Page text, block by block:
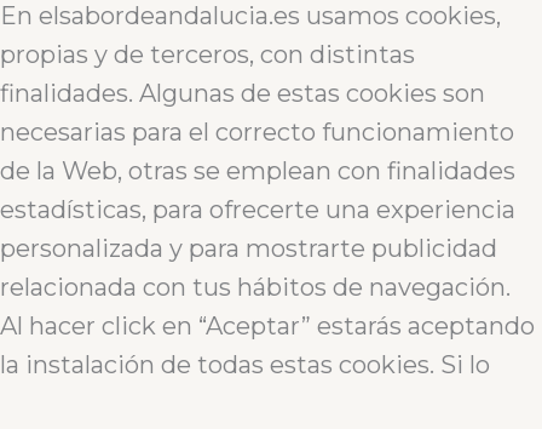
En elsabordeandalucia.es usamos cookies,
propias y de terceros, con distintas
finalidades. Algunas de estas cookies son
necesarias para el correcto funcionamiento
de la Web, otras se emplean con finalidades
estadísticas, para ofrecerte una experiencia
personalizada y para mostrarte publicidad
relacionada con tus hábitos de navegación.
Al hacer click en “Aceptar” estarás aceptando
la instalación de todas estas cookies. Si lo